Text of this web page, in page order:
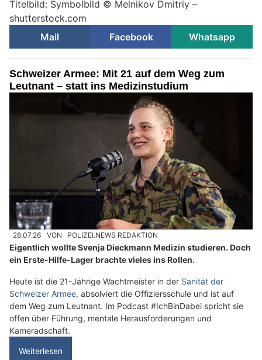
Titelbild: Symbolbild © Melnikov Dmitriy –
shutterstock.com
Mail
Facebook Whatsapp
Schweizer Armee: Mit 21 auf dem Weg zum
Leutnant – statt ins Medizinstudium
28.07.26 VON POLIZEI.NEWS REDAKTION
Eigentlich wollte Svenja Dieckmann Medizin studieren. Doch
ein Erste-Hilfe-Lager brachte vieles ins Rollen.
Heute ist die 21-Jährige Wachtmeister in der Sanität der
Schweizer Armee, absolviert die Offiziersschule und ist auf
dem Weg zum Leutnant. Im Podcast #IchBinDabei spricht sie
offen über Führung, mentale Herausforderungen und
Kameradschaft.
Weiterlesen